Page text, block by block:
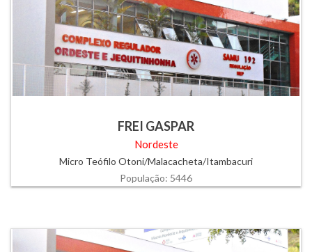
FREI GASPAR
Nordeste
Micro Teófilo Otoni/Malacacheta/Itambacuri
População: 5446